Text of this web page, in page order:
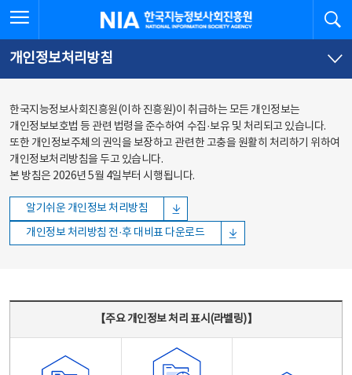
바로가기
바로가기
한국지능정보사회진흥원
개인정보처리방침
한국지능정보사회진흥원(이하 진흥원)이 취급하는 모든 개인정보는
개인정보보호법 등 관련 법령을 준수하여 수집·보유 및 처리되고 있습니다.
또한 개인정보주체의 권익을 보장하고 관련한 고충을 원활히 처리하기 위하여
개인정보처리방침을 두고 있습니다.
본 방침은 2026년 5월 4일부터 시행됩니다.
알기쉬운 개인정보 처리방침
개인정보 처리방침 전·후 대비표 다운로드
【주요 개인정보 처리 표시(라벨링)】